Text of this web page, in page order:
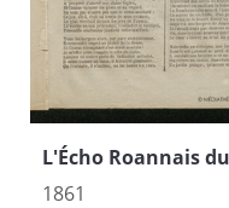
L'Écho Roannais
1861